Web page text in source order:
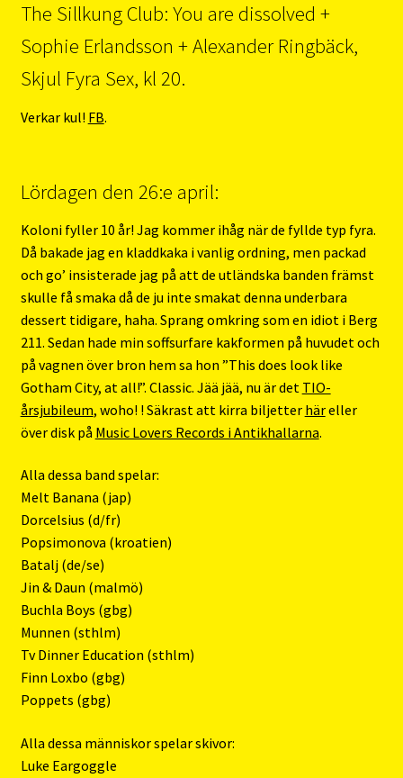
The Sillkung Club: You are dissolved +
Sophie Erlandsson + Alexander Ringbäck,
Skjul Fyra Sex, kl 20.
Verkar kul! FB.
Lördagen den 26:e april:
Koloni fyller 10 år! Jag kommer ihåg när de fyllde typ fyra.
Då bakade jag en kladdkaka i vanlig ordning, men packad
och go’ insisterade jag på att de utländska banden främst
skulle få smaka då de ju inte smakat denna underbara
dessert tidigare, haha. Sprang omkring som en idiot i Berg
211. Sedan hade min soffsurfare kakformen på huvudet och
på vagnen över bron hem sa hon ”This does look like
Gotham City, at all!”. Classic. Jää jää, nu är det TIO-
årsjubileum, woho! ! Säkrast att kirra biljetter häreller
över disk på Music Lovers Records i Antikhallarna.
Alla dessa band spelar:
Melt Banana (jap)
Dorcelsius (d/fr)
Popsimonova (kroatien)
Batalj (de/se)
Jin & Daun (malmö)
Buchla Boys (gbg)
Munnen (sthlm)
Tv Dinner Education (sthlm)
Finn Loxbo (gbg)
Poppets (gbg)
Alla dessa människor spelar skivor:
Luke Eargoggle